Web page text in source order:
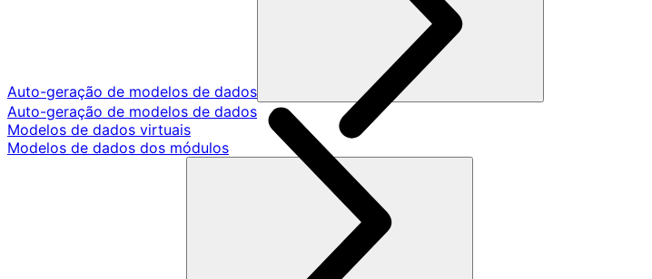
Auto-geração de modelos de dados
Auto-geração de modelos de dados
Modelos de dados virtuais
Modelos de dados dos módulos